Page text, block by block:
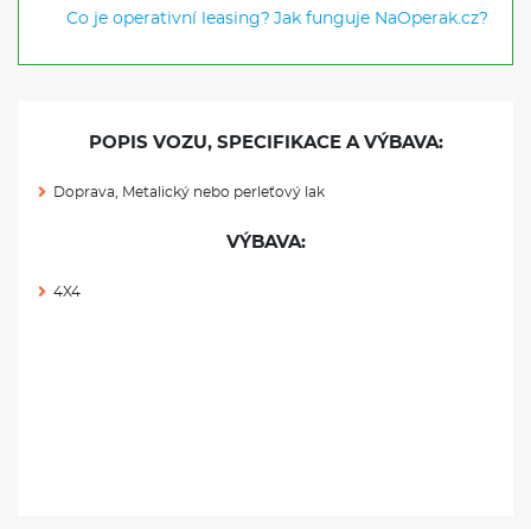
Co je operativní leasing? Jak funguje NaOperak.cz?
POPIS VOZU, SPECIFIKACE A VÝBAVA:
Doprava, Metalický nebo perleťový lak
VÝBAVA:
4X4